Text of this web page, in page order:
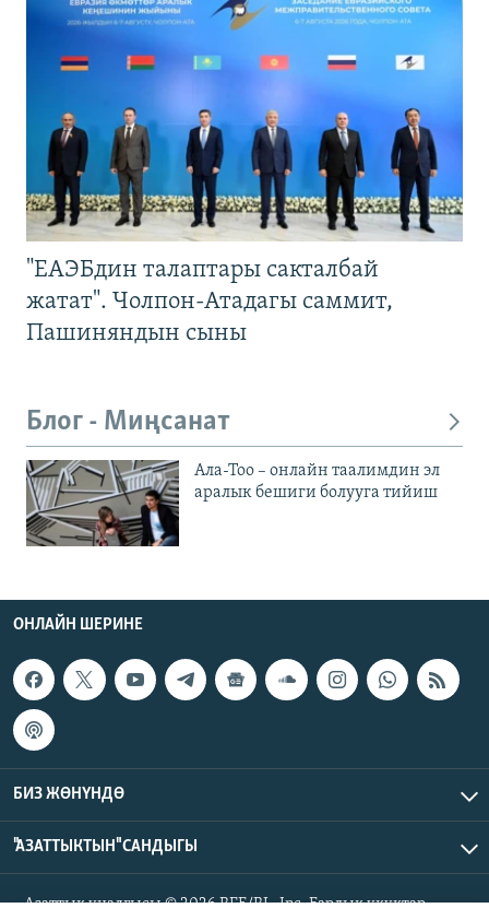
"ЕАЭБдин талаптары сакталбай
жатат". Чолпон-Атадагы саммит,
Пашиняндын сыны
Блог - Миңсанат
Ала-Тоо – онлайн таалимдин эл
аралык бешиги болууга тийиш
ОНЛАЙН ШЕРИНЕ
БИЗ ЖӨНҮНДӨ
"АЗАТТЫКТЫН" САНДЫГЫ
Азаттык үналгысы © 2026 RFE/RL, Inc. Бардык укуктар